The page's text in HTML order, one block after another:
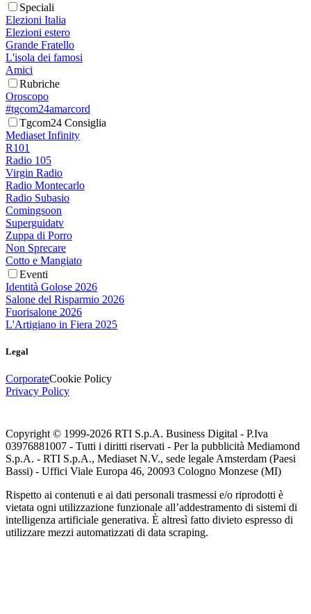
Speciali
Elezioni Italia
Elezioni estero
Grande Fratello
L'isola dei famosi
Amici
Rubriche
Oroscopo
#tgcom24amarcord
Tgcom24 Consiglia
Mediaset Infinity
R101
Radio 105
Virgin Radio
Radio Montecarlo
Radio Subasio
Comingsoon
Superguidatv
Zuppa di Porro
Non Sprecare
Cotto e Mangiato
Eventi
Identità Golose 2026
Salone del Risparmio 2026
Fuorisalone 2026
L'Artigiano in Fiera 2025
Legal
CorporateCookie Policy
Privacy Policy
Copyright © 1999-2026 RTI S.p.A. Business Digital - P.Iva
03976881007 - Tutti i diritti riservati - Per la pubblicità Mediamond
S.p.A. - RTI S.p.A., Mediaset N.V., sede legale Amsterdam (Paesi
Bassi) - Uffici Viale Europa 46, 20093 Cologno Monzese (MI)
Rispetto ai contenuti e ai dati personali trasmessi e/o riprodotti è
vietata ogni utilizzazione funzionale all’addestramento di sistemi di
intelligenza artificiale generativa. È altresì fatto divieto espresso di
utilizzare mezzi automatizzati di data scraping.